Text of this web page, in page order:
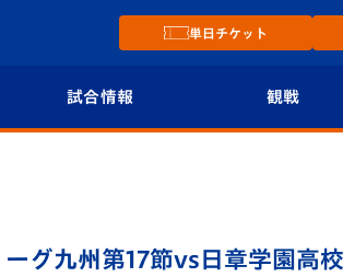
単日チケット
試合情報
順位表
観戦
グ九州第17節vs日章学園